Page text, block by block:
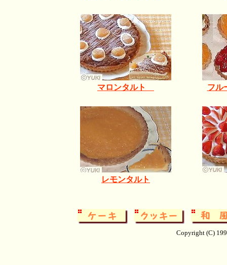
マロンタルト フル
レモンタルト
Copyright (C)